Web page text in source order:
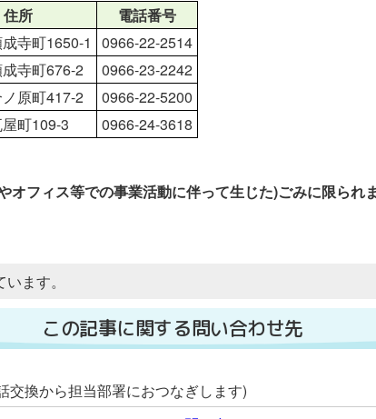
住所
電話番号
寺町1650-1
0966-22-2514
寺町676-2
0966-23-2242
原町417-2
0966-22-5200
町109-3
0966-24-3618
オフィス等での事業活動に伴って生じた)ごみに限られ
ます。
この記事に関する問い合わせ先
交換から担当部署におつなぎします)